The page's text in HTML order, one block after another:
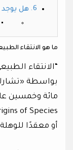
هل يوجد
ما هو الانتقاء
“الانتقاء
مائة وخمسين
أو معقدًا